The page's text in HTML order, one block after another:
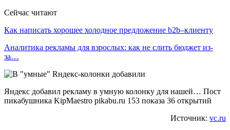
Сейчас читают
Как написать хорошее холодное предложение b2b–клиенту
Аналитика рекламы для взрослых: как не слить бюджет из-
за…
Яндекс добавил рекламу в умную колонку для нашей… Пост
пикабушника KipMaestro pikabu.ru 153 показа 36 открытий
Источник: vc.ru